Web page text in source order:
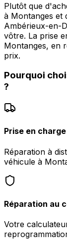
Plutôt que
à Montanges et
Ambérieux-en-
vôtre. La prise
Montanges, en
prix.
Pourquoi
?
Prise en
Réparation à
véhicule à
Réparation au
Votre